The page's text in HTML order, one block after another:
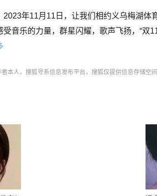
2023年11月11日，让我们相约义乌梅湖体
音乐的力量，群星闪耀，歌声飞扬，“双
本人，搜狐号系信息发布平台，搜狐仅提供信息存储空间